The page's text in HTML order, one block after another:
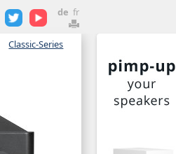
de fr
Classic-Series